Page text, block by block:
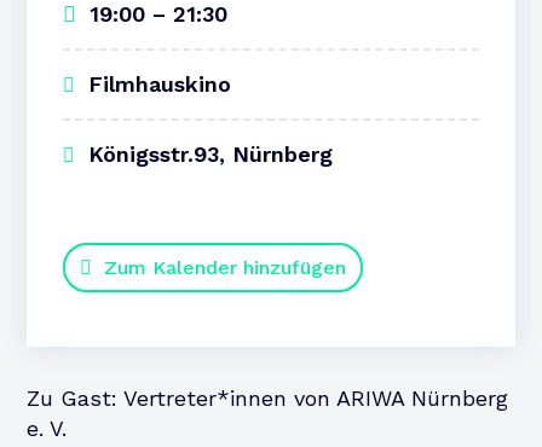
19:00 – 21:30
Filmhauskino
Königsstr.93, Nürnberg
Zum Kalender hinzufügen
Zu Gast: Vertreter*innen von ARIWA Nürnberg
e. V.